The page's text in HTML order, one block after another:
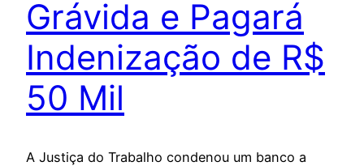
Grávida e Pagará
Indenização de R$
50 Mil
A Justiça do Trabalho condenou um banco a